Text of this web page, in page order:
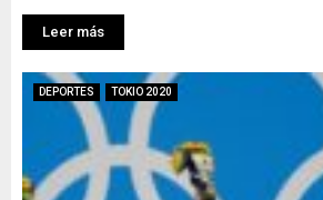
Leer más
DEPORTES TOKIO 2020